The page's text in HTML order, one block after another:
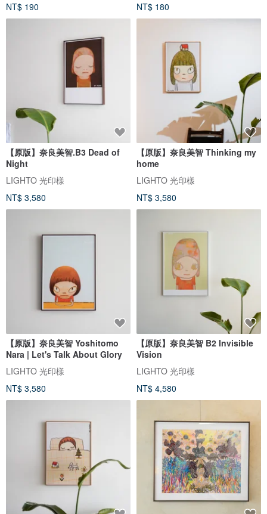
NT$ 190
NT$ 180
【原版】奈良美智.B3 Dead of
Night
LIGHTO 光印樣
NT$ 3,580
【原版】奈良美智 Thinking my
home
LIGHTO 光印樣
NT$ 3,580
【原版】奈良美智 Yoshitomo
Nara | Let's Talk About Glory
LIGHTO 光印樣
NT$ 3,580
【原版】奈良美智 B2 Invisible
Vision
LIGHTO 光印樣
NT$ 4,580